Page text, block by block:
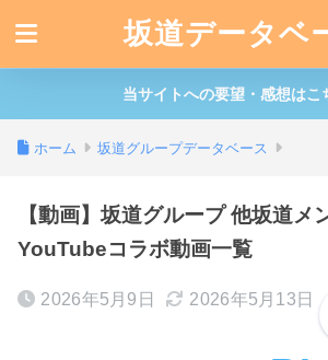
坂道データベ
当サイトへの要望・感想はこ
ホーム 坂道グループデータベース
【動画】坂道グループ 他坂道メ
YouTubeコラボ動画一覧
2026年5月9日 2026年5月13日